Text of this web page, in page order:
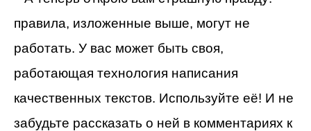
правила, изложенные выше, могут не
работать. У вас может быть своя,
работающая технология написания
качественных текстов. Используйте её! И не
забудьте рассказать о ней в комментариях к